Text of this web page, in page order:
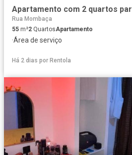
Rua Mombaça
55 m²2 QuartosApartamento
·Área de serviço
Há 2 dias por Rentola